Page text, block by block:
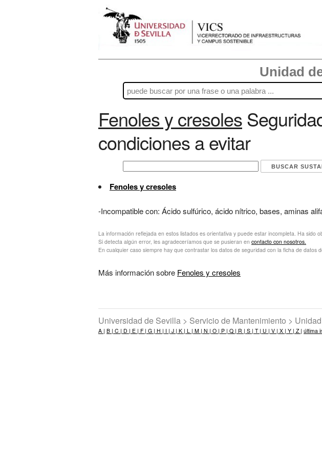
Unidad
Fenoles y cresoles
condiciones a evitar
Fenoles y cresoles
-Incompatible con: Ácido sulfúrico, ácido nítrico, bases, aminas
La información reflejada en estos listados es orientativa y puede estar incompleta. Ha
Si detecta algún error, les agradeceríamos que se pusieran en contacto con nosotros.
En cualquier caso siempre hay que contrastar los datos de seguridad con la ficha de datos
Más información sobre Fenoles y cresoles
Universidad de Sevilla > Servicio de Mantenimiento >
A | B | C | D | E | F | G | H | I | J | K | L | M | N | O | P | Q | R | S | T | U | V | X | Y | Z | última